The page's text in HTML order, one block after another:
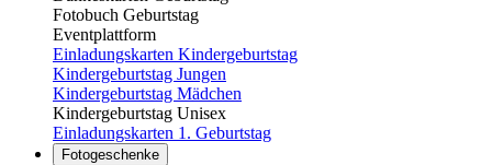
Fotobuch Geburtstag
Eventplattform
Einladungskarten Kindergeburtstag
Kindergeburtstag Jungen
Kindergeburtstag Mädchen
Kindergeburtstag Unisex
Einladungskarten 1. Geburtstag
Fotogeschenke